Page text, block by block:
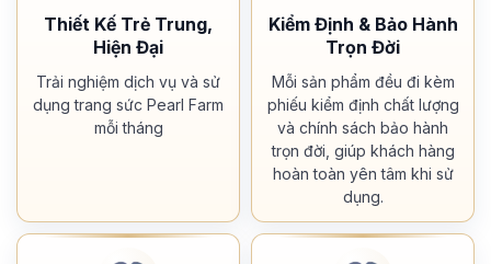
Thiết Kế Trẻ Trung,
Hiện Đại
Trải nghiệm dịch vụ và sử
dụng trang sức Pearl Farm
mỗi tháng
Kiểm Định & Bảo Hành
Trọn Đời
Mỗi sản phẩm đều đi kèm
phiếu kiểm định chất lượng
và chính sách bảo hành
trọn đời, giúp khách hàng
hoàn toàn yên tâm khi sử
dụng.